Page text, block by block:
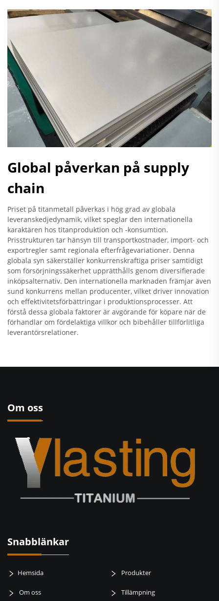
Global påverkan på supply
chain
Priset på titanmetall påverkas i hög grad av globala
leveranskedjedynamik, vilket speglar den internationella
karaktären hos titanproduktion och -konsumtion.
Prisstrukturen tar hänsyn till transportkostnader, import- och
exportregler samt regionala efterfrågevariationer. Denna
globala syn säkerställer konkurrenskraftiga priser samtidigt
som försörjningssäkerhet upprätthålls genom diversifierade
inköpsalternativ. Den internationella marknaden främjar även
sund konkurrens mellan producenter, vilket driver innovation
och effektivitetsförbättringar i produktionsprocesser. Att
förstå dessa globala faktorer är avgörande för köpare när de
förhandlar om fördelaktiga villkor och bibehåller tillförlitliga
leverantörsrelationer.
Om oss
Snabblänkar
Hemsida Produkter
Om oss Tillämpning